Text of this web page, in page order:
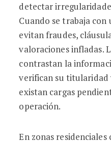
detectar
Cuando se trabaja
evitan fraudes,
valoraciones infladas.
contrastan la
verifican su titularidad
existan cargas
operación.
En zonas